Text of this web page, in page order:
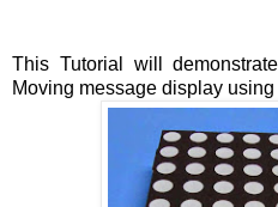
This Tutorial will
Moving message display